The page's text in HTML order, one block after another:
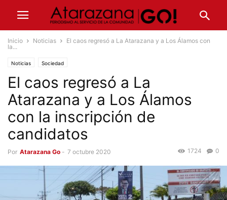
Inicio Noticias
El caos regresó a La Atarazana y a Los Álamos con
la...
Noticias Sociedad
El caos regresó a La
Atarazana y a Los Álamos
con la inscripción de
candidatos
Por Atarazana Go - 7 octubre 2020 0
1724